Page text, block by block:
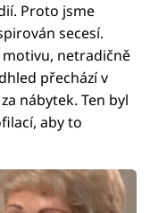
Proto jsme
secesí.
motivu, netradičně
přechází v
nábytek. Ten byl
aby to